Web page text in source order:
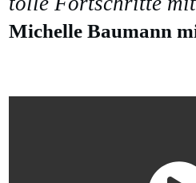
Michelle Baumann